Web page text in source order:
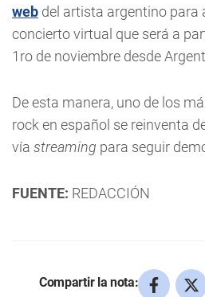
web del artista argentino para
concierto virtual que será a
1ro de noviembre desde
De esta manera, uno de los
rock en español se reinventa
vía streaming para seguir
FUENTE: REDACCIÓN
Compartir la nota: